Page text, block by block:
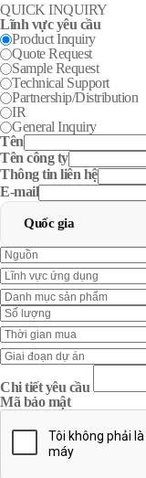
QUICK INQUIRY
Lĩnh vực yêu cầu
Product Inquiry
Quote Request
Sample Request
Technical Support
Partnership/Distribution
IR
General Inquiry
Tên
Tên công ty
Thông tin liên hệ
E-mail
Quốc gia
Chi tiết yêu cầu
Mã bảo mật